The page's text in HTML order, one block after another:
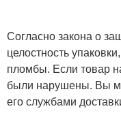
Согласно закона о
целостность
пломбы. Если товар
были нарушены. Вы
его службами